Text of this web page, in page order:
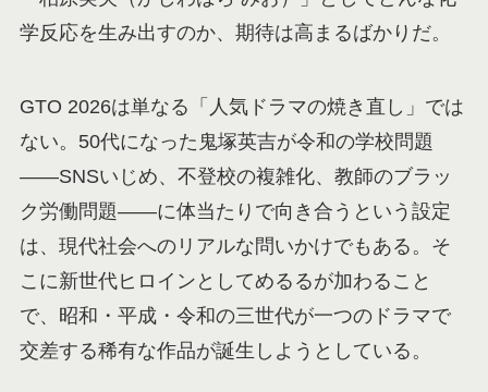
学反応を生み出すのか、期待は高まるばかりだ。
GTO 2026は単なる「人気ドラマの焼き直し」では
ない。50代になった鬼塚英吉が令和の学校問題
——SNSいじめ、不登校の複雑化、教師のブラッ
ク労働問題——に体当たりで向き合うという設定
は、現代社会へのリアルな問いかけでもある。そ
こに新世代ヒロインとしてめるるが加わること
で、昭和・平成・令和の三世代が一つのドラマで
交差する稀有な作品が誕生しようとしている。